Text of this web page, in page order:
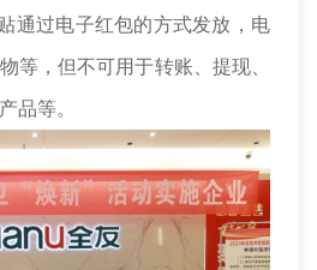
通过电子红包的方式发放，电
等，但不可用于转账、提现、
品等。